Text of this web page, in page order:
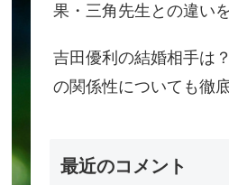
果・三角先生との違い
吉田優利の結婚相手は
の関係性についても徹
最近のコメント